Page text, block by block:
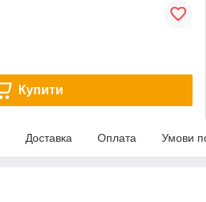
Купити
Доставка Оплата Умови